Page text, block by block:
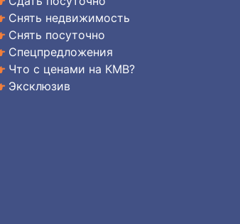
Снять недвижимость
Снять посуточно
Спецпредложения
Что с ценами на КМВ?
Эксклюзив